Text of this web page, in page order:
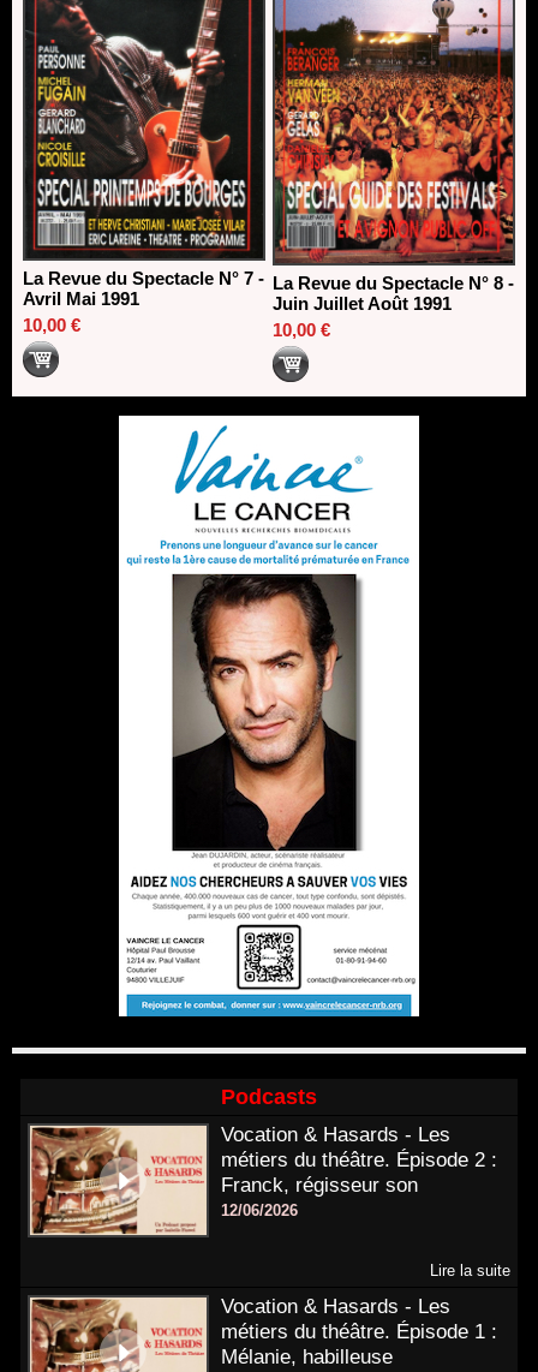
La Revue du Spectacle N° 7 -
Avril Mai 1991
10,00 €
La Revue du Spectacle N° 8 -
Juin Juillet Août 1991
10,00 €
Podcasts
Vocation & Hasards - Les
métiers du théâtre. Épisode 2 :
Franck, régisseur son
12/06/2026
Lire la suite
Vocation & Hasards - Les
métiers du théâtre. Épisode 1 :
Mélanie, habilleuse